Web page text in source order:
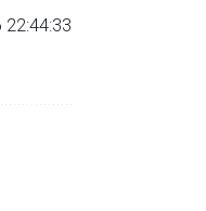
22:44:33